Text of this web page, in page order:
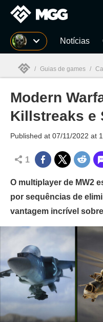
Millenium Notícias
Millenium
/ Guias de games /
Modern
Killstreaks e
Published at 07/11/2022 at
1
O multiplayer de MW2
por sequências de
vantagem incrível